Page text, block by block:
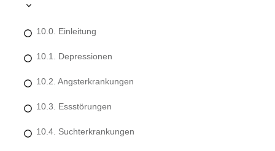
10.0. Einleitung
10.1. Depressionen
10.2. Angsterkrankungen
10.3. Essstörungen
10.4. Suchterkrankungen